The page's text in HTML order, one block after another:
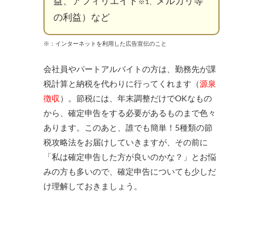
の利益）など
※：インターネットを利用した広告宣伝のこと
会社員やパートアルバイトの方は、勤務先が課
税計算と納税を代わりに行ってくれます（源泉
徴収 ）。節税には、年末調整だけでOKなもの
から、確定申告をする必要があるものまで色々
あります。このあと、誰でも簡単！5種類の節
税攻略法をお届けしていきますが、その前に
「私は確定申告した方が良いのかな？」とお悩
みの方も多いので、確定申告についても少しだ
け理解しておきましょう。